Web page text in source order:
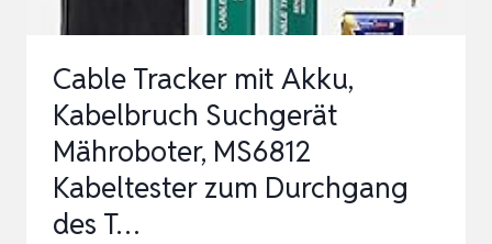
ORTUNGSGERÄT
Cable Tracker mit Akku,
Kabelbruch Suchgerät
Mähroboter, MS6812
Kabeltester zum Durchgang
des T…